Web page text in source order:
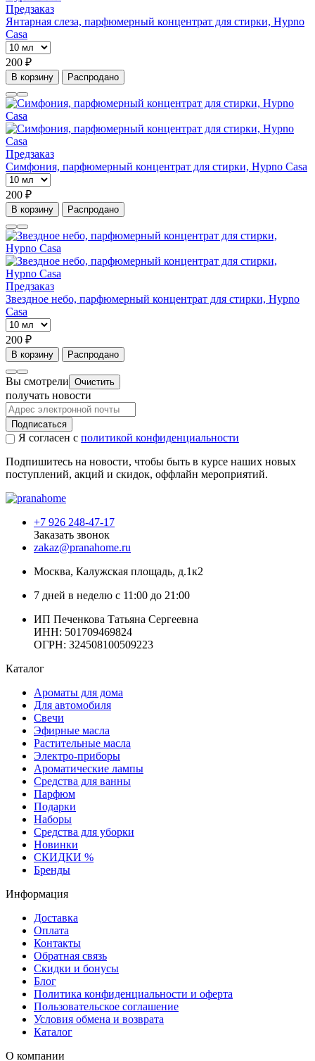
Предзаказ
Янтарная слеза, парфюмерный концентрат для стирки, Hypno
Casa
200 ₽
В корзину Распродано
Предзаказ
Симфония, парфюмерный концентрат для стирки, Hypno Casa
200 ₽
В корзину Распродано
Предзаказ
Звездное небо, парфюмерный концентрат для стирки, Hypno
Casa
200 ₽
В корзину Распродано
Вы смотрели Очистить
получать новости
Подписаться
Я согласен с политикой конфиденциальности
Подпишитесь на новости, чтобы быть в курсе наших новых
поступлений, акций и скидок, оффлайн мероприятий.
+7 926 248-47-17
Заказать звонок
zakaz@pranahome.ru
Москва, Калужская площадь, д.1к2
7 дней в неделю с 11:00 до 21:00
ИП Печенкова Татьяна Сергеевна
ИНН: 501709469824
ОГРН: 324508100509223
Каталог
Ароматы для дома
Для автомобиля
Свечи
Эфирные масла
Растительные масла
Электро-приборы
Ароматические лампы
Средства для ванны
Парфюм
Подарки
Наборы
Средства для уборки
Новинки
СКИДКИ %
Бренды
Информация
Доставка
Оплата
Контакты
Обратная связь
Скидки и бонусы
Блог
Политика конфиденциальности и оферта
Пользовательское соглашение
Условия обмена и возврата
Каталог
О компании